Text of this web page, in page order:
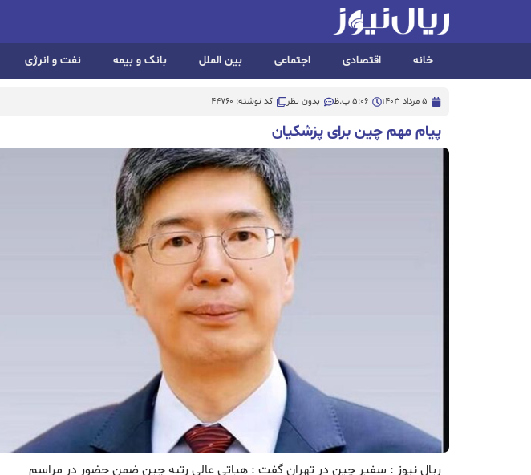
خانه اقتصادی اجتماعی بین الملل بانک و بیمه نفت و انرژی
5 مرداد 1403 5:06 ب.ظ بدون نظر کد نوشته: 44760
پیام مهم چین برای پزشکیان
ریال نیوز : سفیر چین در تهران گفت : هیاتی عالی رتبه چین ضمن حضور در مراسم